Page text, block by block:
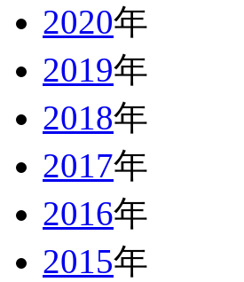
2020年
2019年
2018年
2017年
2016年
2015年